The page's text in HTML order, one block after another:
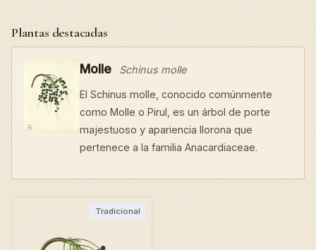
Plantas destacadas
Molle Schinus molle
El Schinus molle, conocido comúnmente
como Molle o Pirul, es un árbol de porte
majestuoso y apariencia llorona que
pertenece a la familia Anacardiaceae.
Tradicional